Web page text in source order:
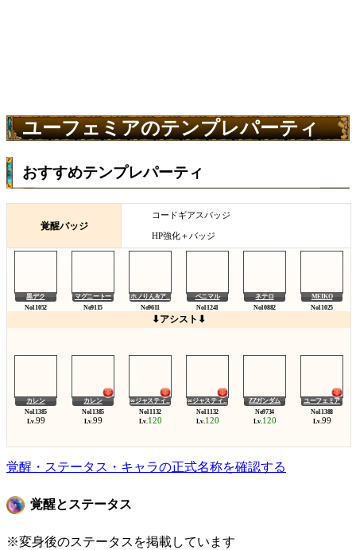
ユーフェミアのテンプレパーティ
おすすめテンプレパーティ
覚醒バッジ
コードギアスバッジ
HP強化＋バッジ
黒デク マグニートー ホノりん&ア... ベニマル ネテロ MEIKO
⬇アシスト⬇
カレン カレン ∞ジャスティ... ∞ジャスティ... ZZガンダム ユーフェミア
Lv. 99 Lv. 99 Lv. 120 Lv. 120 Lv. 120 Lv. 99
覚醒・ステータス・キャラの正式名称を確認する
覚醒とステータス
※変身後のステータスを掲載しています